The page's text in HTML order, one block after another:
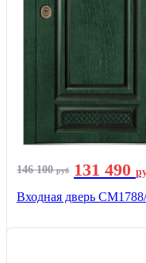
146 100руб 131 490
Входная дверь